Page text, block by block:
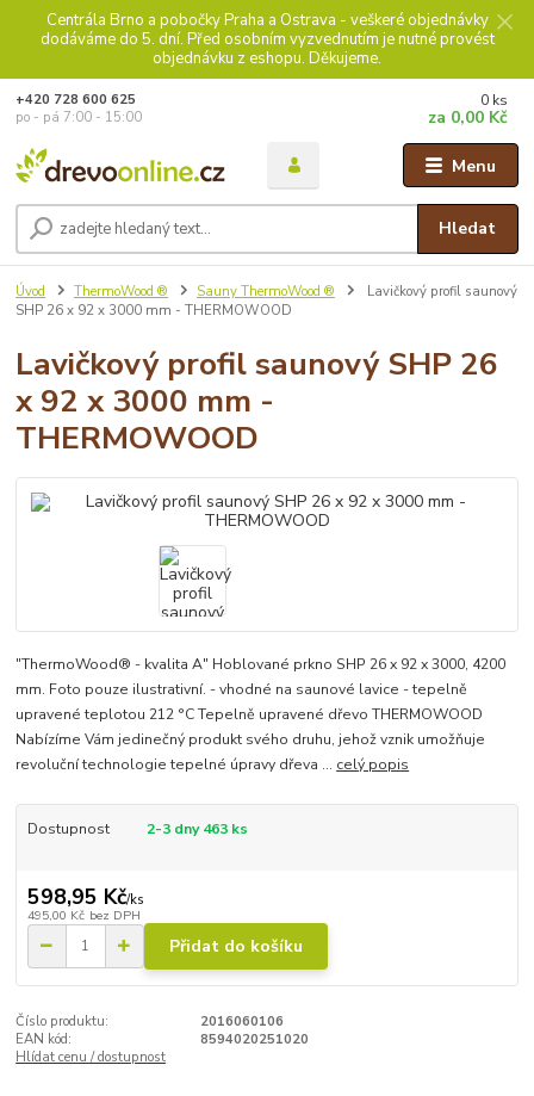
Centrála Brno a pobočky Praha a Ostrava - veškeré objednávky
dodáváme do 5. dní. Před osobním vyzvednutím je nutné provést
objednávku z eshopu. Děkujeme.
Menu
Hledat
+420 728 600 625
po - pá 7:00 - 15:00
0 ks
za 0,00 Kč
Úvod ThermoWood ® Sauny ThermoWood ®
Lavičkový profil saunový
SHP 26 x 92 x 3000 mm - THERMOWOOD
Lavičkový profil saunový SHP 26
x 92 x 3000 mm -
THERMOWOOD
"ThermoWood® - kvalita A" Hoblované prkno SHP 26 x 92 x 3000, 4200
mm. Foto pouze ilustrativní. - vhodné na saunové lavice - tepelně
upravené teplotou 212 °C Tepelně upravené dřevo THERMOWOOD
Nabízíme Vám jedinečný produkt svého druhu, jehož vznik umožňuje
revoluční technologie tepelné úpravy dřeva ... celý popis
Dostupnost 2-3 dny 463 ks
598,95 Kč/ks
495,00 Kč bez DPH
Přidat do košíku
Číslo produktu:
2016060106
EAN kód:
8594020251020
Hlídat cenu / dostupnost